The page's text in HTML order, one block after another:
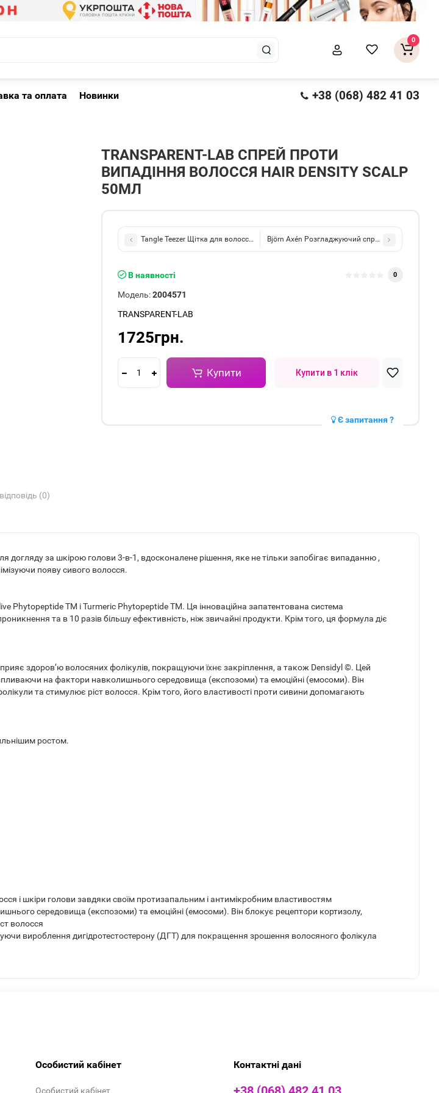
0
та оплата Новинки +38 (068) 482 41 03
TRANSPARENT-LAB СПРЕЙ ПРОТИ
ВИПАДІННЯ ВОЛОССЯ HAIR DENSITY SCALP
50МЛ
Tangle Teezer Щітка для волосся The Ultimate Detangler Runway Pink
Björn Axén Розгладжуючий спрей Anti-Frizz
В наявності 0
Модель: 2004571
TRANSPARENT-LAB
1725грн.
Купити Купити в 1 клік
Є запитання ?
(0)
догляду за шкірою голови 3-в-1, вдосконалене рішення, яке не тільки запобігає випаданню ,
появу сивого волосся.
Phytopeptide TM і Turmeric Phytopeptide TM. Ця інноваційна запатентована система
та в 10 разів більшу ефективність, ніж звичайні продукти. Крім того, ця формула діє
здоров’ю волосяних фолікулів, покращуючи їхнє закріплення, а також Densidyl ©. Цей
на фактори навколишнього середовища (експозоми) та емоційні (емосоми). Він
та стимулює ріст волосся. Крім того, його властивості проти сивини допомагають
ростом.
і шкіри голови завдяки своїм протизапальним і антимікробним властивостям
середовища (експозоми) та емоційні (емосоми). Він блокує рецептори кортизолу,
волосся
вироблення дигідротестостерону (ДГТ) для покращення зрошення волосяного фолікула
Контактні дані
Особистий кабінет
Особистий кабінет